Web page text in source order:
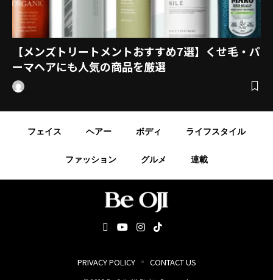
【メンズトリートメントおすすめ7選】くせ毛・パ
ーマヘアにも人気の商品を厳選
フェイス ヘアー ボディ ライフスタイル
ファッション グルメ 連載
PRIVACY POLICY CONTACT US